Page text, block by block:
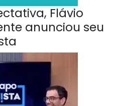
Flávio
anunciou seu